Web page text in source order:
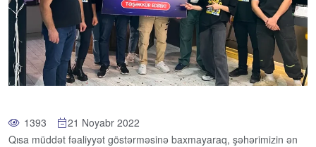
1393
21 Noyabr 2022
Qısa müddət fəaliyyət göstərməsinə baxmayaraq, şəhərimizin ən